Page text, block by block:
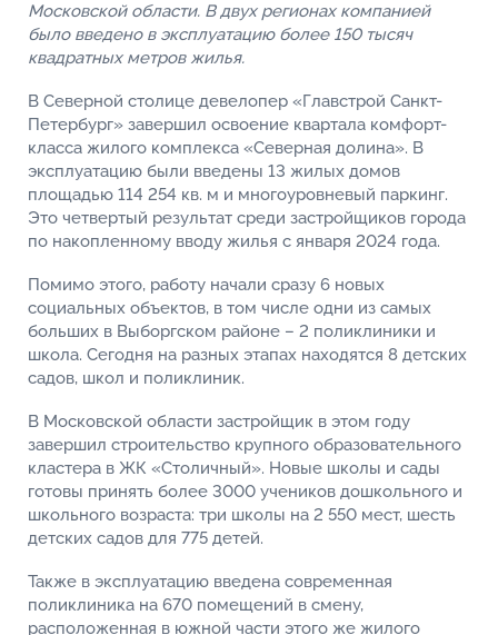
Московской области. В двух регионах компанией
было введено в эксплуатацию более 150 тысяч
квадратных метров жилья.
В Северной столице девелопер «Главстрой Санкт-
Петербург» завершил освоение квартала комфорт-
класса жилого комплекса «Северная долина». В
эксплуатацию были введены 13 жилых домов
площадью 114 254 кв. м и многоуровневый паркинг.
Это четвертый результат среди застройщиков города
по накопленному вводу жилья с января 2024 года.
Помимо этого, работу начали сразу 6 новых
социальных объектов, в том числе одни из самых
больших в Выборгском районе – 2 поликлиники и
школа. Сегодня на разных этапах находятся 8 детских
садов, школ и поликлиник.
В Московской области застройщик в этом году
завершил строительство крупного образовательного
кластера в ЖК «Столичный». Новые школы и сады
готовы принять более 3000 учеников дошкольного и
школьного возраста: три школы на 2 550 мест, шесть
детских садов для 775 детей.
Также в эксплуатацию введена современная
поликлиника на 670 помещений в смену,
расположенная в южной части этого же жилого